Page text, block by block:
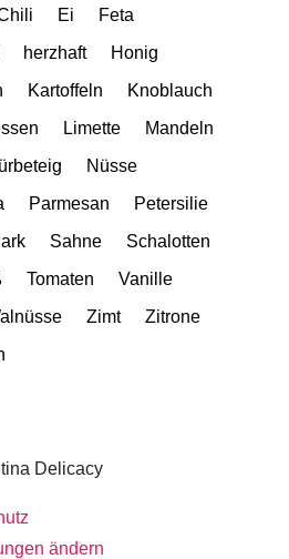
Ei
Feta
herzhaft
Honig
Kartoffeln
Knoblauch
Limette
Mandeln
Nüsse
Parmesan
Petersilie
Sahne
Schalotten
Tomaten
Vanille
Zimt
Zitrone
Delicacy
ändern